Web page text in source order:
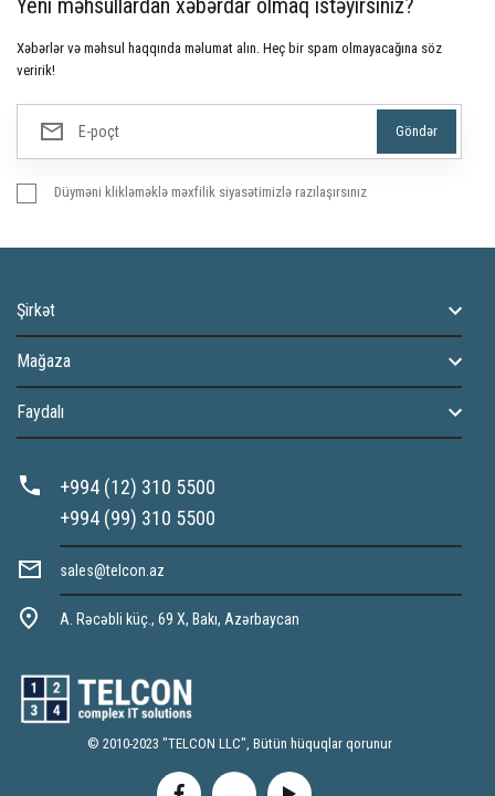
Yeni məhsullardan xəbərdar olmaq istəyirsiniz?
Xəbərlər və məhsul haqqında məlumat alın. Heç bir spam olmayacağına söz
veririk!
Düyməni klikləməklə məxfilik siyasətimizlə razılaşırsınız
Şirkət
Mağaza
Faydalı
+994 (12) 310 5500
+994 (99) 310 5500
sales@telcon.az
A. Rəcəbli küç., 69 X, Bakı, Azərbaycan
© 2010-2023 "TELCON LLC", Bütün hüquqlar qorunur